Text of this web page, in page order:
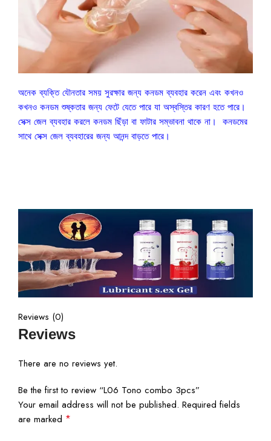
অনেক ব্যক্তি যৌনতার সময় সুরক্ষার জন্য কনডম ব্যবহার করেন এবং কখনও
কখনও কনডম শুষ্কতার জন্য ফেটে যেতে পারে যা অস্বস্তির কারণ হতে পারে।
সেক্স জেল ব্যবহার করলে কনডম ছিঁড়া বা ফাটার সম্ভাবনা থাকে না। কনডমের
সাথে সেক্স জেল ব্যবহারের জন্য আনন্দ বাড়তে পারে।
Reviews (0)
Reviews
There are no reviews yet.
Be the first to review “L06 Tono combo 3pcs”
Your email address will not be published. Required fields
are marked *